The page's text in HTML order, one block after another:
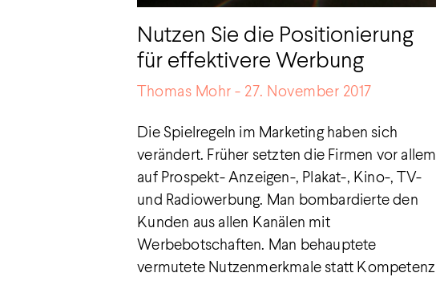
Nutzen Sie die Positionierung
für effektivere Werbung
Thomas Mohr 27. November 2017
Die Spielregeln im Marketing haben sich
verändert. Früher setzten die Firmen vor allem
auf Prospekt- Anzeigen-, Plakat-, Kino-, TV-
und Radiowerbung. Man bombardierte den
Kunden aus allen Kanälen mit
Werbebotschaften. Man behauptete
vermutete Nutzenmerkmale statt Kompetenz